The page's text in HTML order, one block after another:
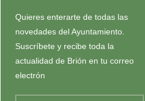
Quieres enterarte de todas las
novedades del Ayuntamiento.
Suscríbete y recibe toda la
actualidad de Brión en tu correo
electrón